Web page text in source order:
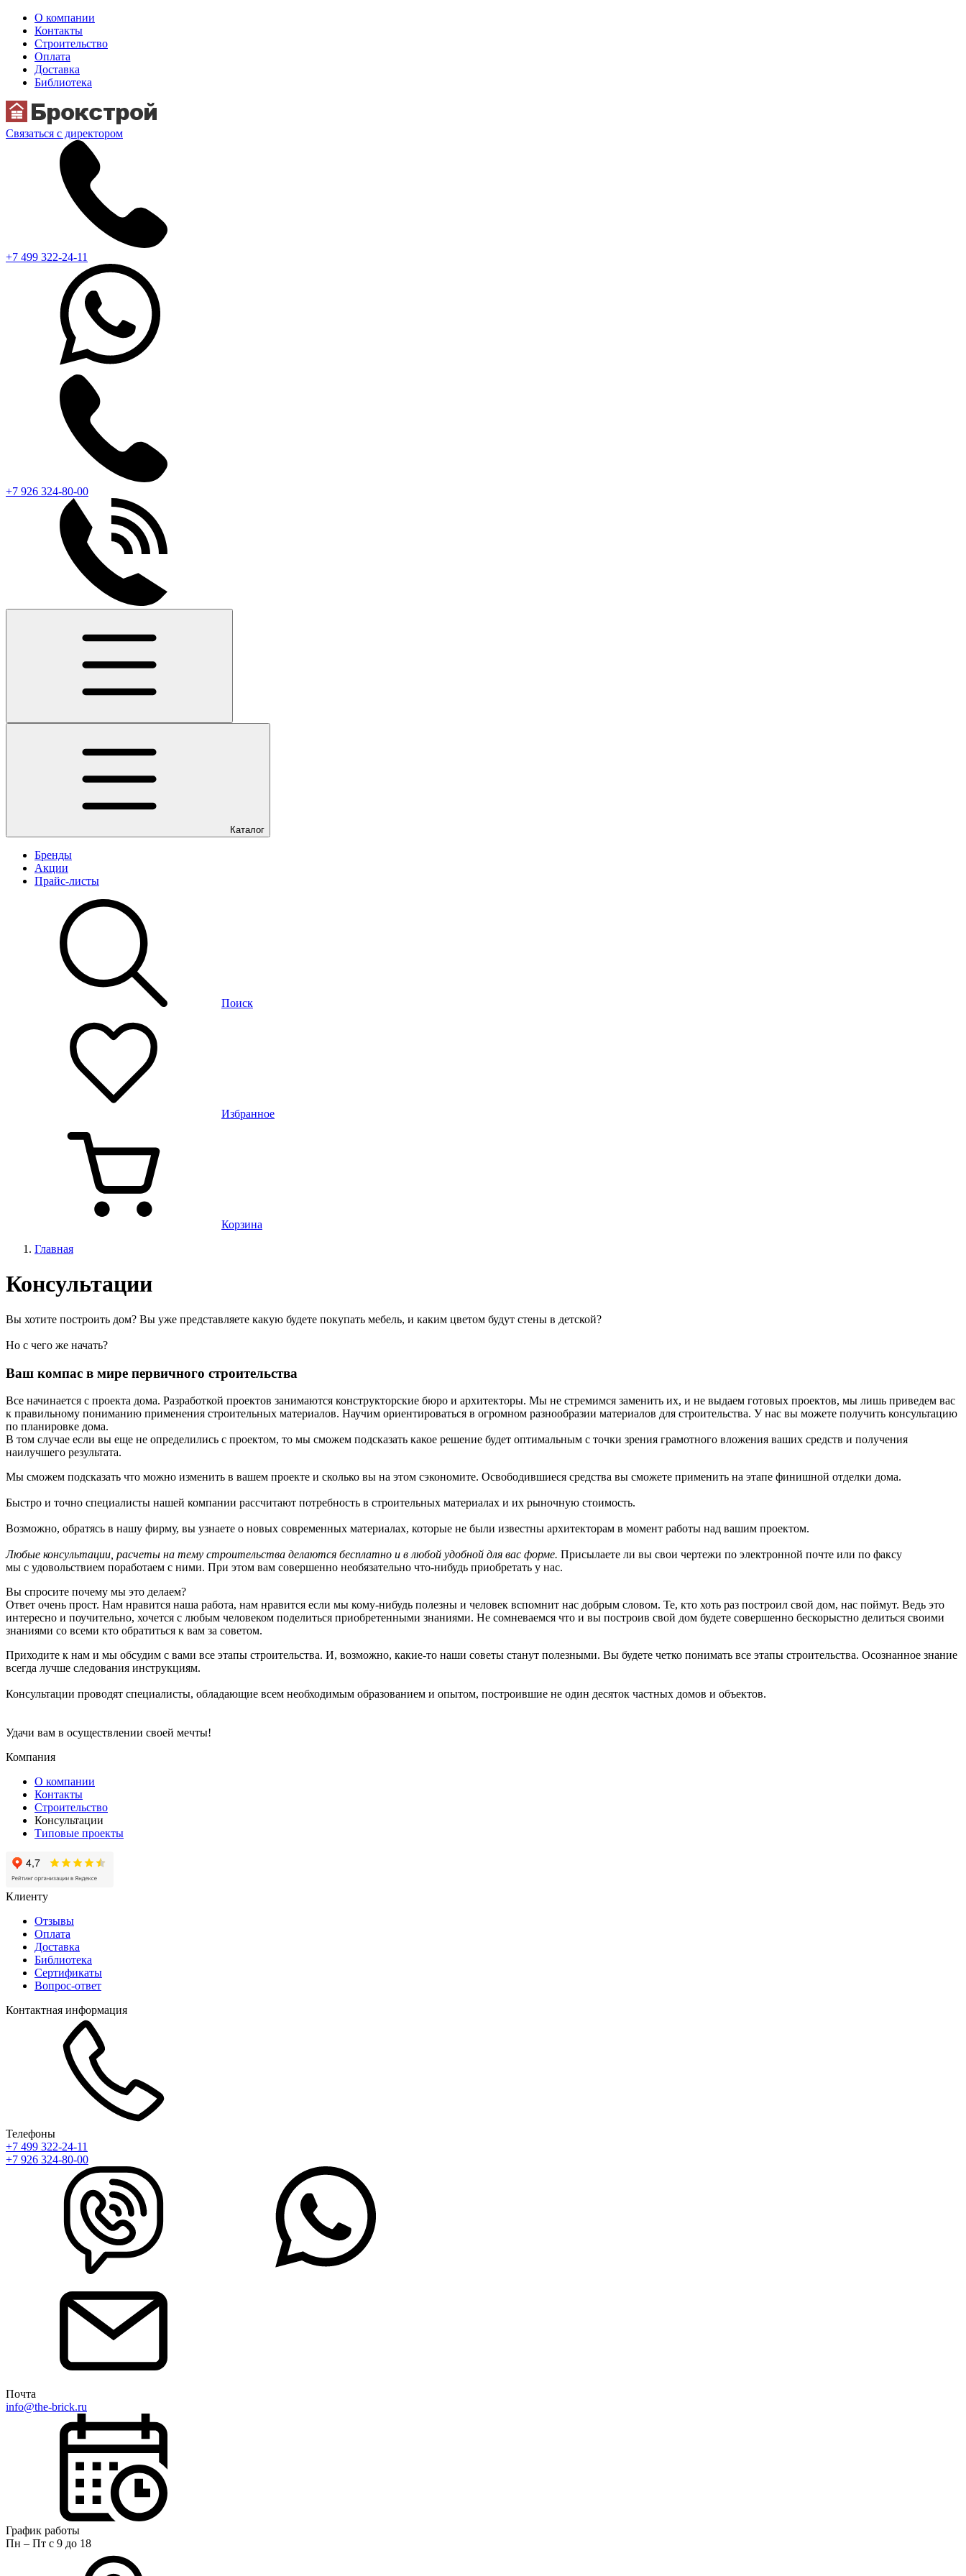
О компании
Контакты
Строительство
Оплата
Доставка
Библиотека
Связаться с директором
+7 499 322-24-11
+7 926 324-80-00
Каталог
Бренды
Акции
Прайс-листы
Поиск
Избранное
Корзина
Главная
Консультации
Вы хотите построить дом? Вы уже представляете какую будете покупать мебель, и каким цветом будут стены в детской?
Но с чего же начать?
Ваш компас в мире первичного строительства
Все начинается с проекта дома. Разработкой проектов занимаются конструкторские бюро и архитекторы. Мы не стремимся заменить их, и не выдаем готовых проектов, мы лишь приведем вас
к правильному пониманию применения строительных материалов. Научим ориентироваться в огромном разнообразии материалов для строительства. У нас вы можете получить консультацию
по планировке дома.
В том случае если вы еще не определились с проектом, то мы сможем подсказать какое решение будет оптимальным с точки зрения грамотного вложения ваших средств и получения
наилучшего результата.
Мы сможем подсказать что можно изменить в вашем проекте и сколько вы на этом сэкономите. Освободившиеся средства вы сможете применить на этапе финишной отделки дома.
Быстро и точно специалисты нашей компании рассчитают потребность в строительных материалах и их рыночную стоимость.
Возможно, обратясь в нашу фирму, вы узнаете о новых современных материалах, которые не были известны архитекторам в момент работы над вашим проектом.
Любые консультации, расчеты на тему строительства делаются бесплатно и в любой удобной для вас форме. Присылаете ли вы свои чертежи по электронной почте или по факсу
мы с удовольствием поработаем с ними. При этом вам совершенно необязательно что-нибудь приобретать у нас.
Вы спросите почему мы это делаем?
Ответ очень прост. Нам нравится наша работа, нам нравится если мы кому-нибудь полезны и человек вспомнит нас добрым словом. Те, кто хоть раз построил свой дом, нас поймут. Ведь это
интересно и поучительно, хочется с любым человеком поделиться приобретенными знаниями. Не сомневаемся что и вы построив свой дом будете совершенно бескорыстно делиться своими
знаниями со всеми кто обратиться к вам за советом.
Приходите к нам и мы обсудим с вами все этапы строительства. И, возможно, какие-то наши советы станут полезными. Вы будете четко понимать все этапы строительства. Осознанное знание
всегда лучше следования инструкциям.
Консультации проводят специалисты, обладающие всем необходимым образованием и опытом, построившие не один десяток частных домов и объектов.
Удачи вам в осуществлении своей мечты!
Компания
О компании
Контакты
Строительство
Консультации
Типовые проекты
Клиенту
Отзывы
Оплата
Доставка
Библиотека
Сертификаты
Вопрос-ответ
Контактная информация
Телефоны
+7 499 322-24-11
+7 926 324-80-00
Почта
info@the-brick.ru
График работы
Пн – Пт с 9 до 18